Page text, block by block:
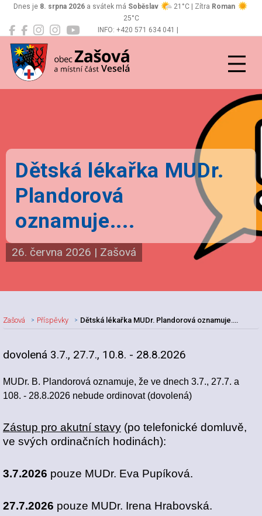
INFO: +420 571 634 041 |
Dnes je 8. srpna 2026 a svátek má Soběslav 21°C | Zítra Roman
25°C
Zašová
Dětská lékařka MUDr.
Plandorová
oznamuje....
26. června 2026 | Zašová
Zašová Příspěvky Dětská lékařka MUDr. Plandorová oznamuje....
Nadpis článku
dovolená 3.7., 27.7., 10.8. - 28.8.2026
MUDr. B. Plandorová oznamuje, že ve dnech 3.7., 27.7. a
108. - 28.8.2026 nebude ordinovat (dovolená)
Zástup pro akutní stavy (po telefonické domluvě,
ve svých ordinačních hodinách):
3.7.2026 pouze MUDr. Eva Pupíková.
27.7.2026 pouze MUDr. Irena Hrabovská.